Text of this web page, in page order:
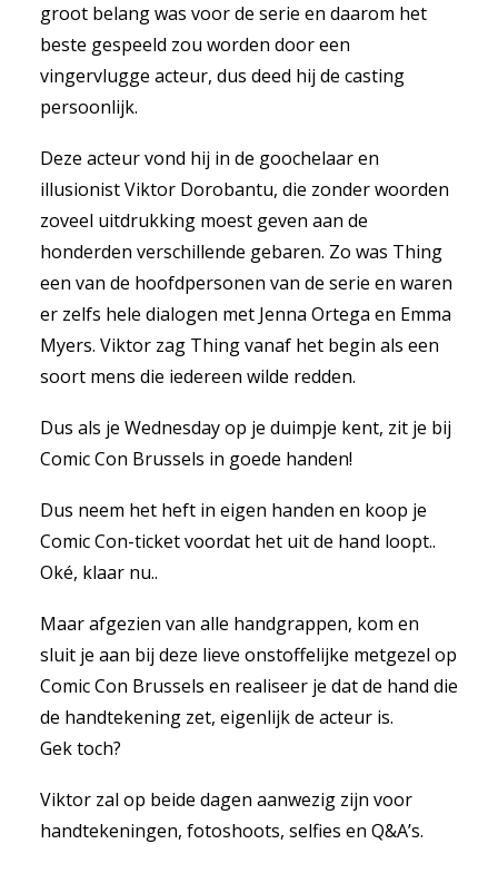
groot belang was voor de serie en daarom het
beste gespeeld zou worden door een
vingervlugge acteur, dus deed hij de casting
persoonlijk.
Deze acteur vond hij in de goochelaar en
illusionist Viktor Dorobantu, die zonder woorden
zoveel uitdrukking moest geven aan de
honderden verschillende gebaren. Zo was Thing
een van de hoofdpersonen van de serie en waren
er zelfs hele dialogen met Jenna Ortega en Emma
Myers. Viktor zag Thing vanaf het begin als een
soort mens die iedereen wilde redden.
Dus als je Wednesday op je duimpje kent, zit je bij
Comic Con Brussels in goede handen!
Dus neem het heft in eigen handen en koop je
Comic Con-ticket voordat het uit de hand loopt..
Oké, klaar nu..
Maar afgezien van alle handgrappen, kom en
sluit je aan bij deze lieve onstoffelijke metgezel op
Comic Con Brussels en realiseer je dat de hand die
de handtekening zet, eigenlijk de acteur is.
Gek toch?
Viktor zal op beide dagen aanwezig zijn voor
handtekeningen, fotoshoots, selfies en Q&A’s.